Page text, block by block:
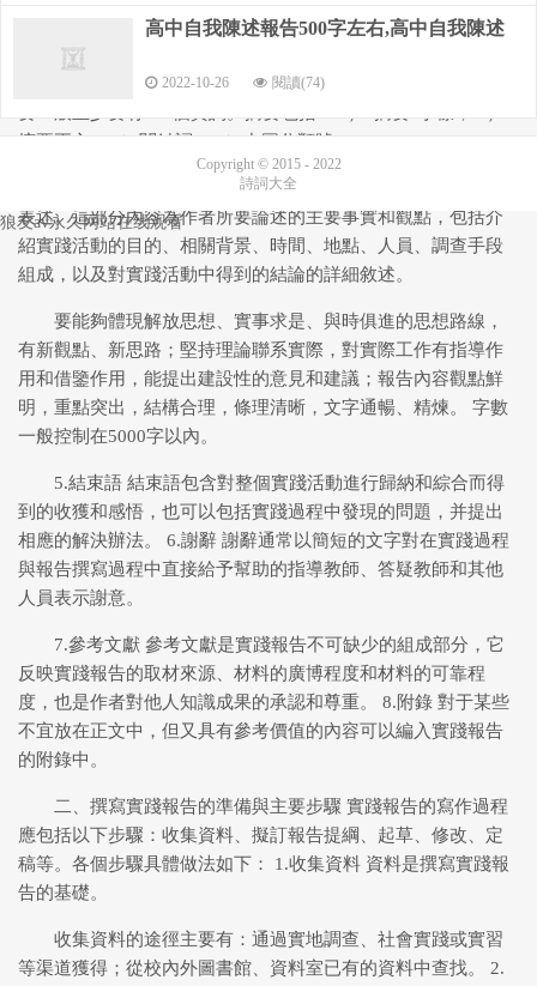
摘要字數要適當，中文摘要一般以200字左右為宜，英文摘
摘要正文； c）關鍵詞； d）中圖分類號。
4.正文 正文是實踐報告的核心內容，是對實踐活動的詳細
表述。這部分內容為作者所要論述的主要事實和觀點，包括介
紹實踐活動的目的、相關背景、時間、地點、人員、調查手段
組成，以及對實踐活動中得到的結論的詳細敘述。
要能夠體現解放思想、實事求是、與時俱進的思想路線，
有新觀點、新思路；堅持理論聯系實際，對實際工作有指導作
用和借鑒作用，能提出建設性的意見和建議；報告內容觀點鮮
明，重點突出，結構合理，條理清晰，文字通暢、精煉。 字數
一般控制在5000字以內。
5.結束語 結束語包含對整個實踐活動進行歸納和綜合而得
到的收獲和感悟，也可以包括實踐過程中發現的問題，并提出
相應的解決辦法。 6.謝辭 謝辭通常以簡短的文字對在實踐過程
與報告撰寫過程中直接給予幫助的指導教師、答疑教師和其他
人員表示謝意。
7.參考文獻 參考文獻是實踐報告不可缺少的組成部分，它
反映實踐報告的取材來源、材料的廣博程度和材料的可靠程
度，也是作者對他人知識成果的承認和尊重。 8.附錄 對于某些
不宜放在正文中，但又具有參考價值的內容可以編入實踐報告
的附錄中。
二、撰寫實踐報告的準備與主要步驟 實踐報告的寫作過程
應包括以下步驟：收集資料、擬訂報告提綱、起草、修改、定
稿等。各個步驟具體做法如下： 1.收集資料 資料是撰寫實踐報
告的基礎。
收集資料的途徑主要有：通過實地調查、社會實踐或實習
等渠道獲得；從校內外圖書館、資料室已有的資料中查找。 2.
高中自我陳述報告500字左右,高中自我陳述
2022-10-26 閱讀(74)
Copyright © 2015 - 2022
詩詞大全
狼友av永久网站在线观看